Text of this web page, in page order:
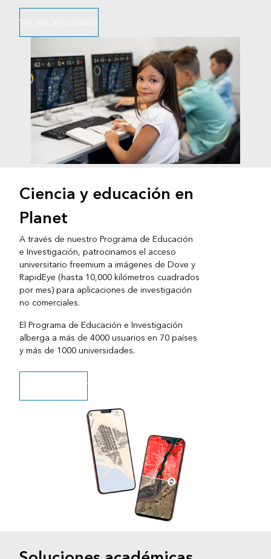
Ver más Información
Ciencia y educación en
Planet
A través de nuestro Programa de Educación
e Investigación, patrocinamos el acceso
universitario freemium a imágenes de Dove y
RapidEye (hasta 10,000 kilómetros cuadrados
por mes) para aplicaciones de investigación
no comerciales.
El Programa de Educación e Investigación
alberga a más de 4000 usuarios en 70 países
y más de 1000 universidades.
Conoce más aquí